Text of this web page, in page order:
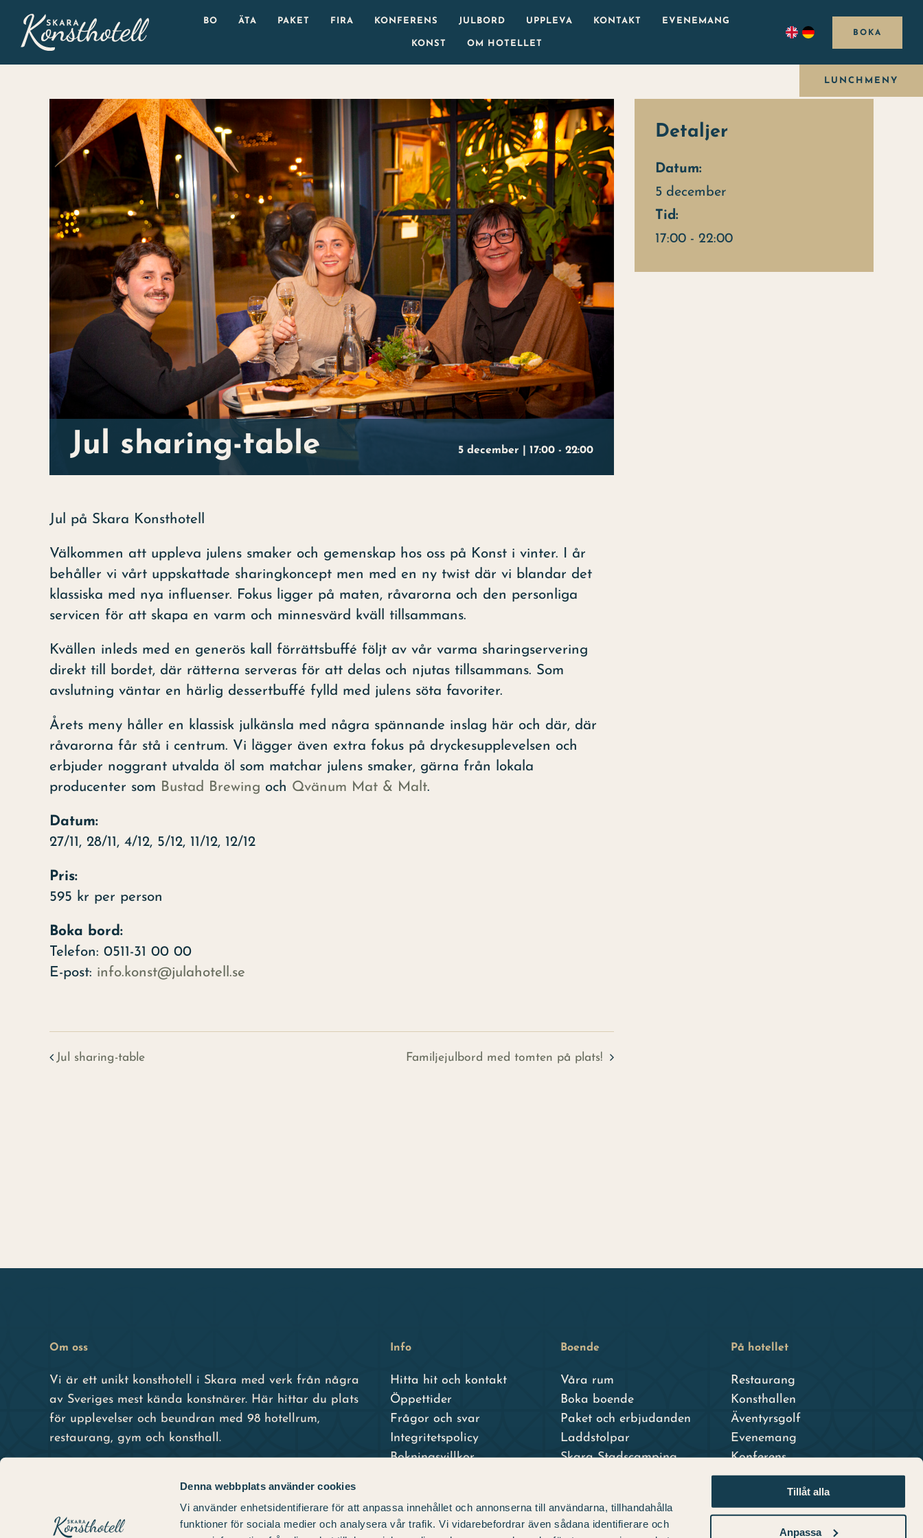
Denna webbplats använder cookies
Vi använder enhetsidentifierare för att anpassa innehållet och annonserna till användarna, tillhandahålla
funktioner för sociala medier och analysera vår trafik. Vi vidarebefordrar även sådana identifierare och
Tillåt alla
Anpassa
Fortsätt
BO ÄTA PAKET FIRA KONFERENS JULBORD UPPLEVA KONTAKT EVENEMANG
KONST OM HOTELLET
BOKA
LUNCHMENY
Jul sharing-table 5 december | 17:00 - 22:00
Jul på Skara Konsthotell
Välkommen att uppleva julens smaker och gemenskap hos oss på Konst i vinter. I år
behåller vi vårt uppskattade sharingkoncept men med en ny twist där vi blandar det
klassiska med nya influenser. Fokus ligger på maten, råvarorna och den personliga
servicen för att skapa en varm och minnesvärd kväll tillsammans.
Kvällen inleds med en generös kall förrättsbuffé följt av vår varma sharingservering
direkt till bordet, där rätterna serveras för att delas och njutas tillsammans. Som
avslutning väntar en härlig dessertbuffé fylld med julens söta favoriter.
Årets meny håller en klassisk julkänsla med några spännande inslag här och där, där
råvarorna får stå i centrum. Vi lägger även extra fokus på dryckesupplevelsen och
erbjuder noggrant utvalda öl som matchar julens smaker, gärna från lokala
producenter som Bustad Brewing och Qvänum Mat & Malt.
Datum:
27/11, 28/11, 4/12, 5/12, 11/12, 12/12
Pris:
595 kr per person
Boka bord:
Telefon: 0511-31 00 00
E-post: info.konst@julahotell.se
Jul sharing-table Familjejulbord med tomten på plats!
Detaljer
Datum:
5 december
Tid:
17:00 - 22:00
Om oss
Vi är ett unikt konsthotell i Skara med verk från några
av Sveriges mest kända konstnärer. Här hittar du plats
för upplevelser och beundran med 98 hotellrum,
restaurang, gym och konsthall.
Info
Hitta hit och kontakt
Öppettider
Frågor och svar
Integritetspolicy
Bokningsvillkor
Boende
Våra rum
Boka boende
Paket och erbjudanden
Laddstolpar
Skara Stadscamping
På hotellet
Restaurang
Konsthallen
Äventyrsgolf
Evenemang
Konferens